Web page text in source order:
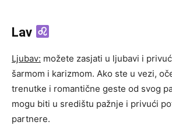
Lav
Ljubav: možete zasjati u ljubavi i
šarmom i karizmom. Ako ste u vezi,
trenutke i romantične geste od svog
mogu biti u središtu pažnje i privući
partnere.